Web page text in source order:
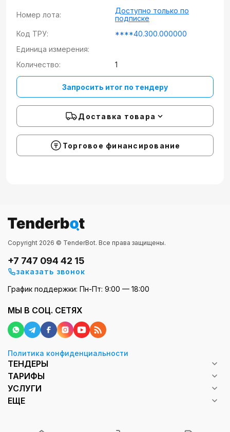
Номер лота:
Доступно только по
подписке
Код ТРУ:
****40.300.000000
Единица измерения:
Количество:
1
Запросить итог по тендеру
Доставка товара
Торговое финансирование
Copyright 2026 © TenderBot. Все права защищены.
+7 747 094 42 15
заказать звонок
График поддержки: Пн-Пт: 9:00 — 18:00
МЫ В СОЦ. СЕТЯХ
Политика конфиденциальности
ТЕНДЕРЫ
ТАРИФЫ
УСЛУГИ
ЕЩЕ